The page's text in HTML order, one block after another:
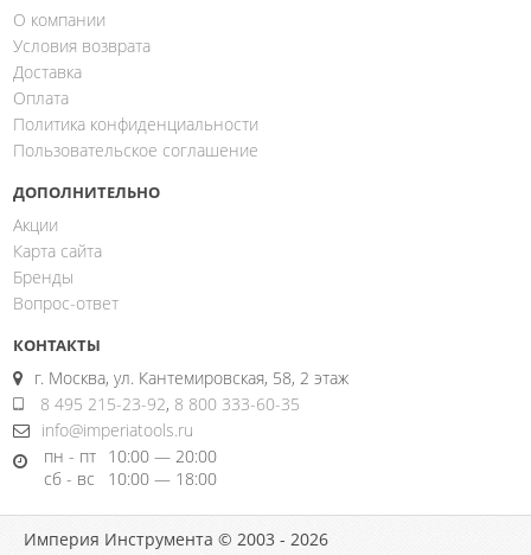
О компании
Условия возврата
Доставка
Оплата
Политика конфиденциальности
Пользовательское соглашение
ДОПОЛНИТЕЛЬНО
Акции
Карта сайта
Бренды
Вопрос-ответ
КОНТАКТЫ
г. Москва, ул. Кантемировская, 58, 2 этаж
8 495 215-23-92, 8 800 333-60-35
info@imperiatools.ru
пн - пт 10:00 — 20:00
сб - вс
10:00 — 18:00
Империя Инструмента © 2003 - 2026